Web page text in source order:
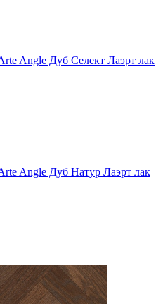
Angle Дуб Селект Лаэрт лак
Angle Дуб Натур Лаэрт лак